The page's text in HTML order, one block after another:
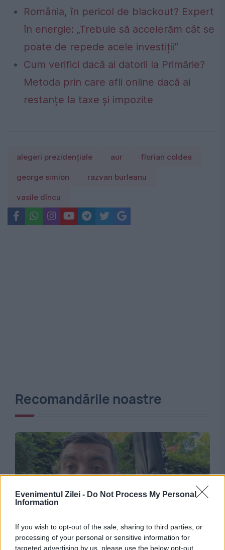
Evenimentul Zilei - Do Not Process My Personal
Information
If you wish to opt-out of the sale, sharing to third parties, or
processing of your personal or sensitive information for
targeted advertising by us, please use the below opt-out
România, în pericol de blackout? Expert
în energie: „Trebuie să accelerăm cât se
poate de repede acele investiții”
Cum verifici dacă ai datorii la Primărie?
Metoda prin care afli online dacă ai
restanțe la taxe și impozite
alegeri prezidențiale aur florian coldea
george simion razvan burleanu
vasile dîncu
Recomandările noastre
POLITICA